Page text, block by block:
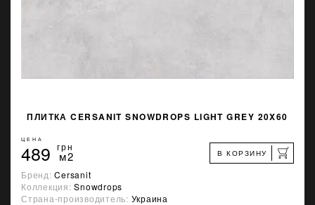
ПЛИТКА CERSANIT SNOWDROPS LIGHT GREY 20X60
ЦЕНА
489 грн
м2 В КОРЗИНУ
Бренд:Cersanit
Коллекция:Snowdrops
Страна-производитель: Украина